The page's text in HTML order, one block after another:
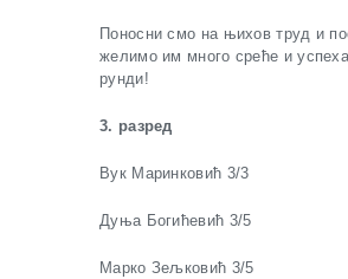
Поносни смо на њихов труд и
желимо им много среће и
рунди!
3. разред
Вук Маринковић 3/3
Дуња Богићевић 3/5
Марко Зељковић 3/5